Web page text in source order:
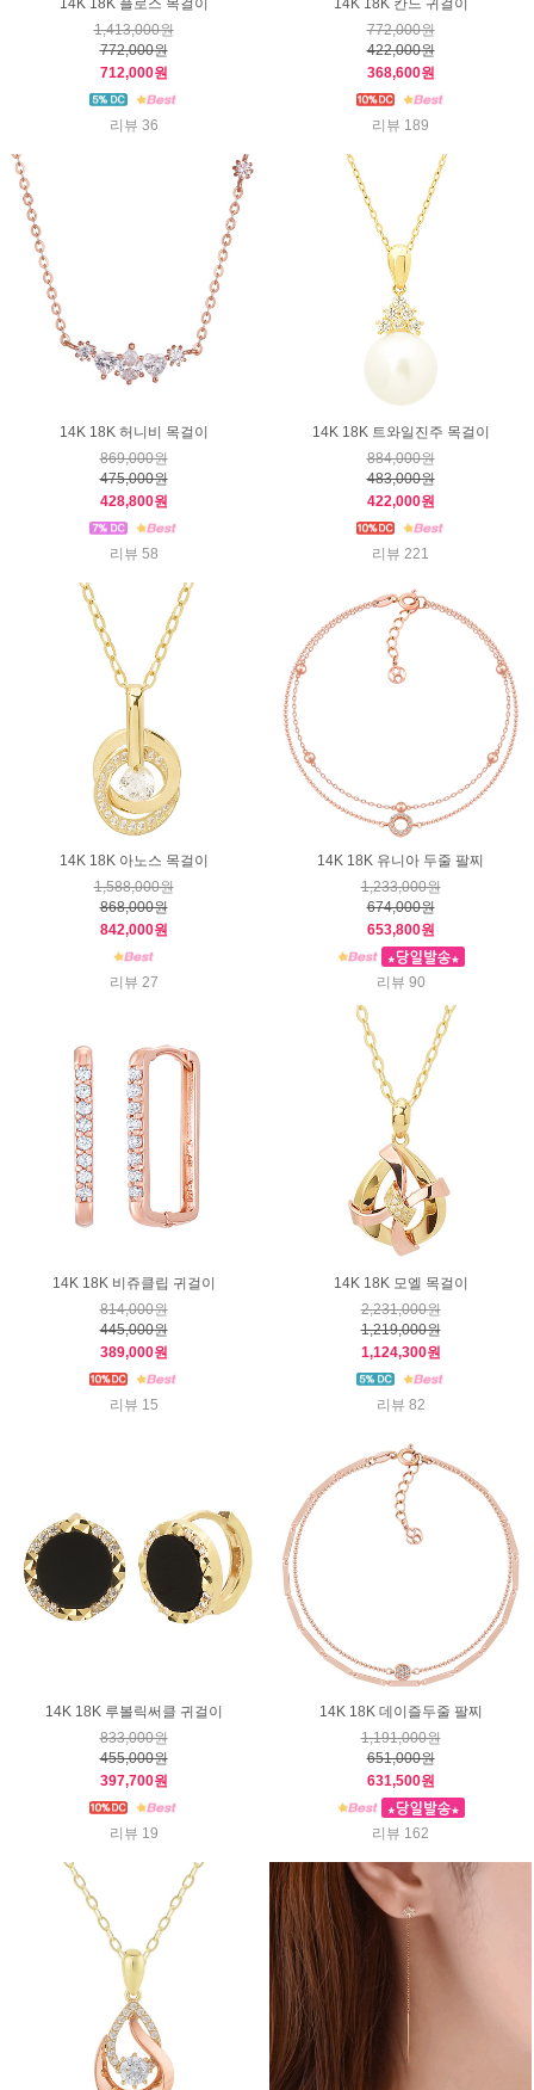
14K 18K 플로스 목걸이
1,413,000원
772,000원
712,000원
리뷰 36
14K 18K 칸느 귀걸이
772,000원
422,000원
368,600원
리뷰 189
14K 18K 허니비 목걸이
869,000원
475,000원
428,800원
리뷰 58
14K 18K 트와일진주 목걸이
884,000원
483,000원
422,000원
리뷰 221
14K 18K 아노스 목걸이
1,588,000원
868,000원
842,000원
리뷰 27
14K 18K 유니아 두줄 팔찌
1,233,000원
674,000원
653,800원
리뷰 90
14K 18K 비쥬클립 귀걸이
814,000원
445,000원
389,000원
리뷰 15
14K 18K 모엘 목걸이
2,231,000원
1,219,000원
1,124,300원
리뷰 82
14K 18K 루볼릭써클 귀걸이
833,000원
455,000원
397,700원
리뷰 19
14K 18K 데이즐두줄 팔찌
1,191,000원
651,000원
631,500원
리뷰 162